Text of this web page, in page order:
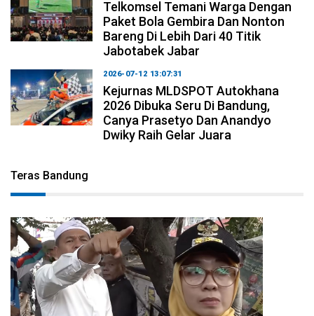
Telkomsel Temani Warga Dengan
Paket Bola Gembira Dan Nonton
Bareng Di Lebih Dari 40 Titik
Jabotabek Jabar
2026-07-12 13:07:31
Kejurnas MLDSPOT Autokhana
2026 Dibuka Seru Di Bandung,
Canya Prasetyo Dan Anandyo
Dwiky Raih Gelar Juara
Teras Bandung